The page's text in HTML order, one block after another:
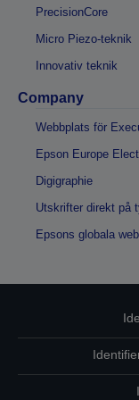
PrecisionCore
Micro Piezo-teknik
Innovativ teknik
Company
Webbplats för
Epson Europe
Digigraphie
Utskrifter direkt på
Epsons globala